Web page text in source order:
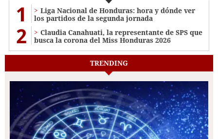
1
Liga Nacional de Honduras: hora y dónde ver
los partidos de la segunda jornada
2
Claudia Canahuati, la representante de SPS que
busca la corona del Miss Honduras 2026
TRENDING